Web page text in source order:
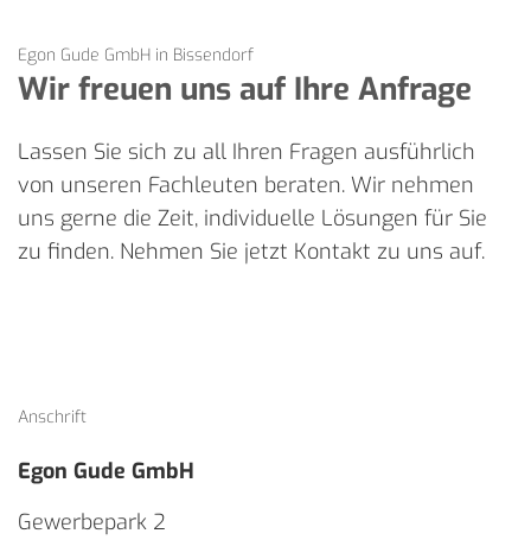
Egon Gude GmbH in Bissendorf
Wir freuen uns auf Ihre Anfrage
Lassen Sie sich zu all Ihren Fragen ausführlich
von unseren Fachleuten beraten. Wir nehmen
uns gerne die Zeit, individuelle Lösungen für Sie
zu finden. Nehmen Sie jetzt Kontakt zu uns auf.
Anschrift
Egon Gude GmbH
Gewerbepark 2